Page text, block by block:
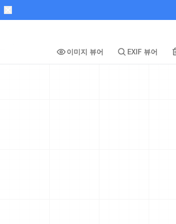
이미지 뷰어 EXIF 뷰어